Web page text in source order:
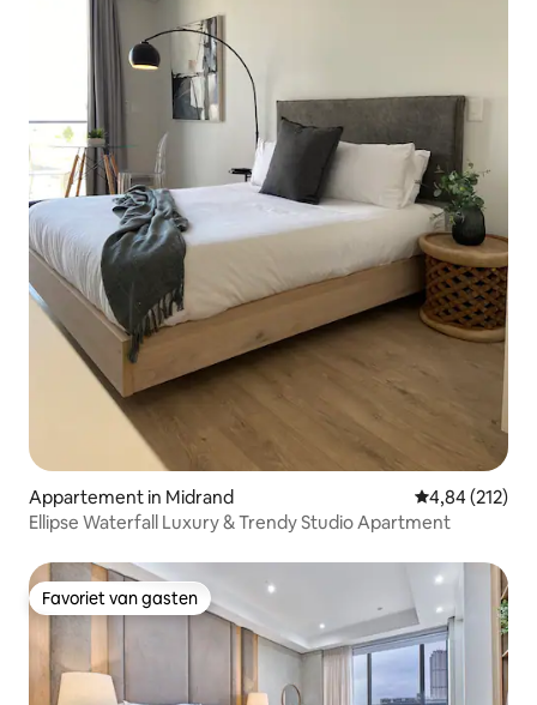
Appartement in Midrand Gemiddelde
4,84 (212)
Ellipse Waterfall Luxury & Trendy Studio Apartment
Favoriet van gasten
Favoriet van gasten